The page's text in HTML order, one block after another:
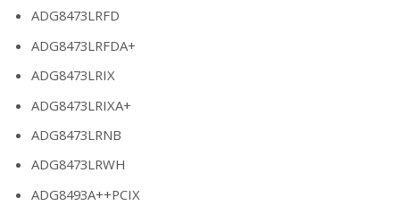
ADG8473LRFD
ADG8473LRFDA+
ADG8473LRIX
ADG8473LRIXA+
ADG8473LRNB
ADG8473LRWH
ADG8493A++PCIX